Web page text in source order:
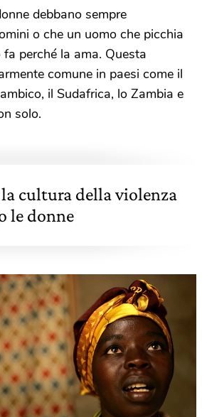
debbano sempre
o che un uomo che picchia
perché la ama. Questa
comune in paesi come il
il Sudafrica, lo Zambia e
solo.
la cultura della violenza
le donne